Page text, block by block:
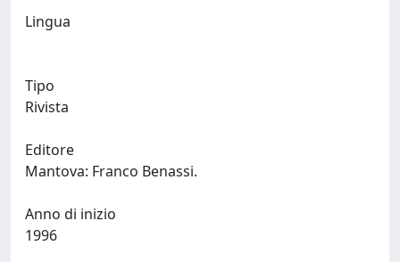
Lingua
Tipo
Rivista
Editore
Anno di inizio